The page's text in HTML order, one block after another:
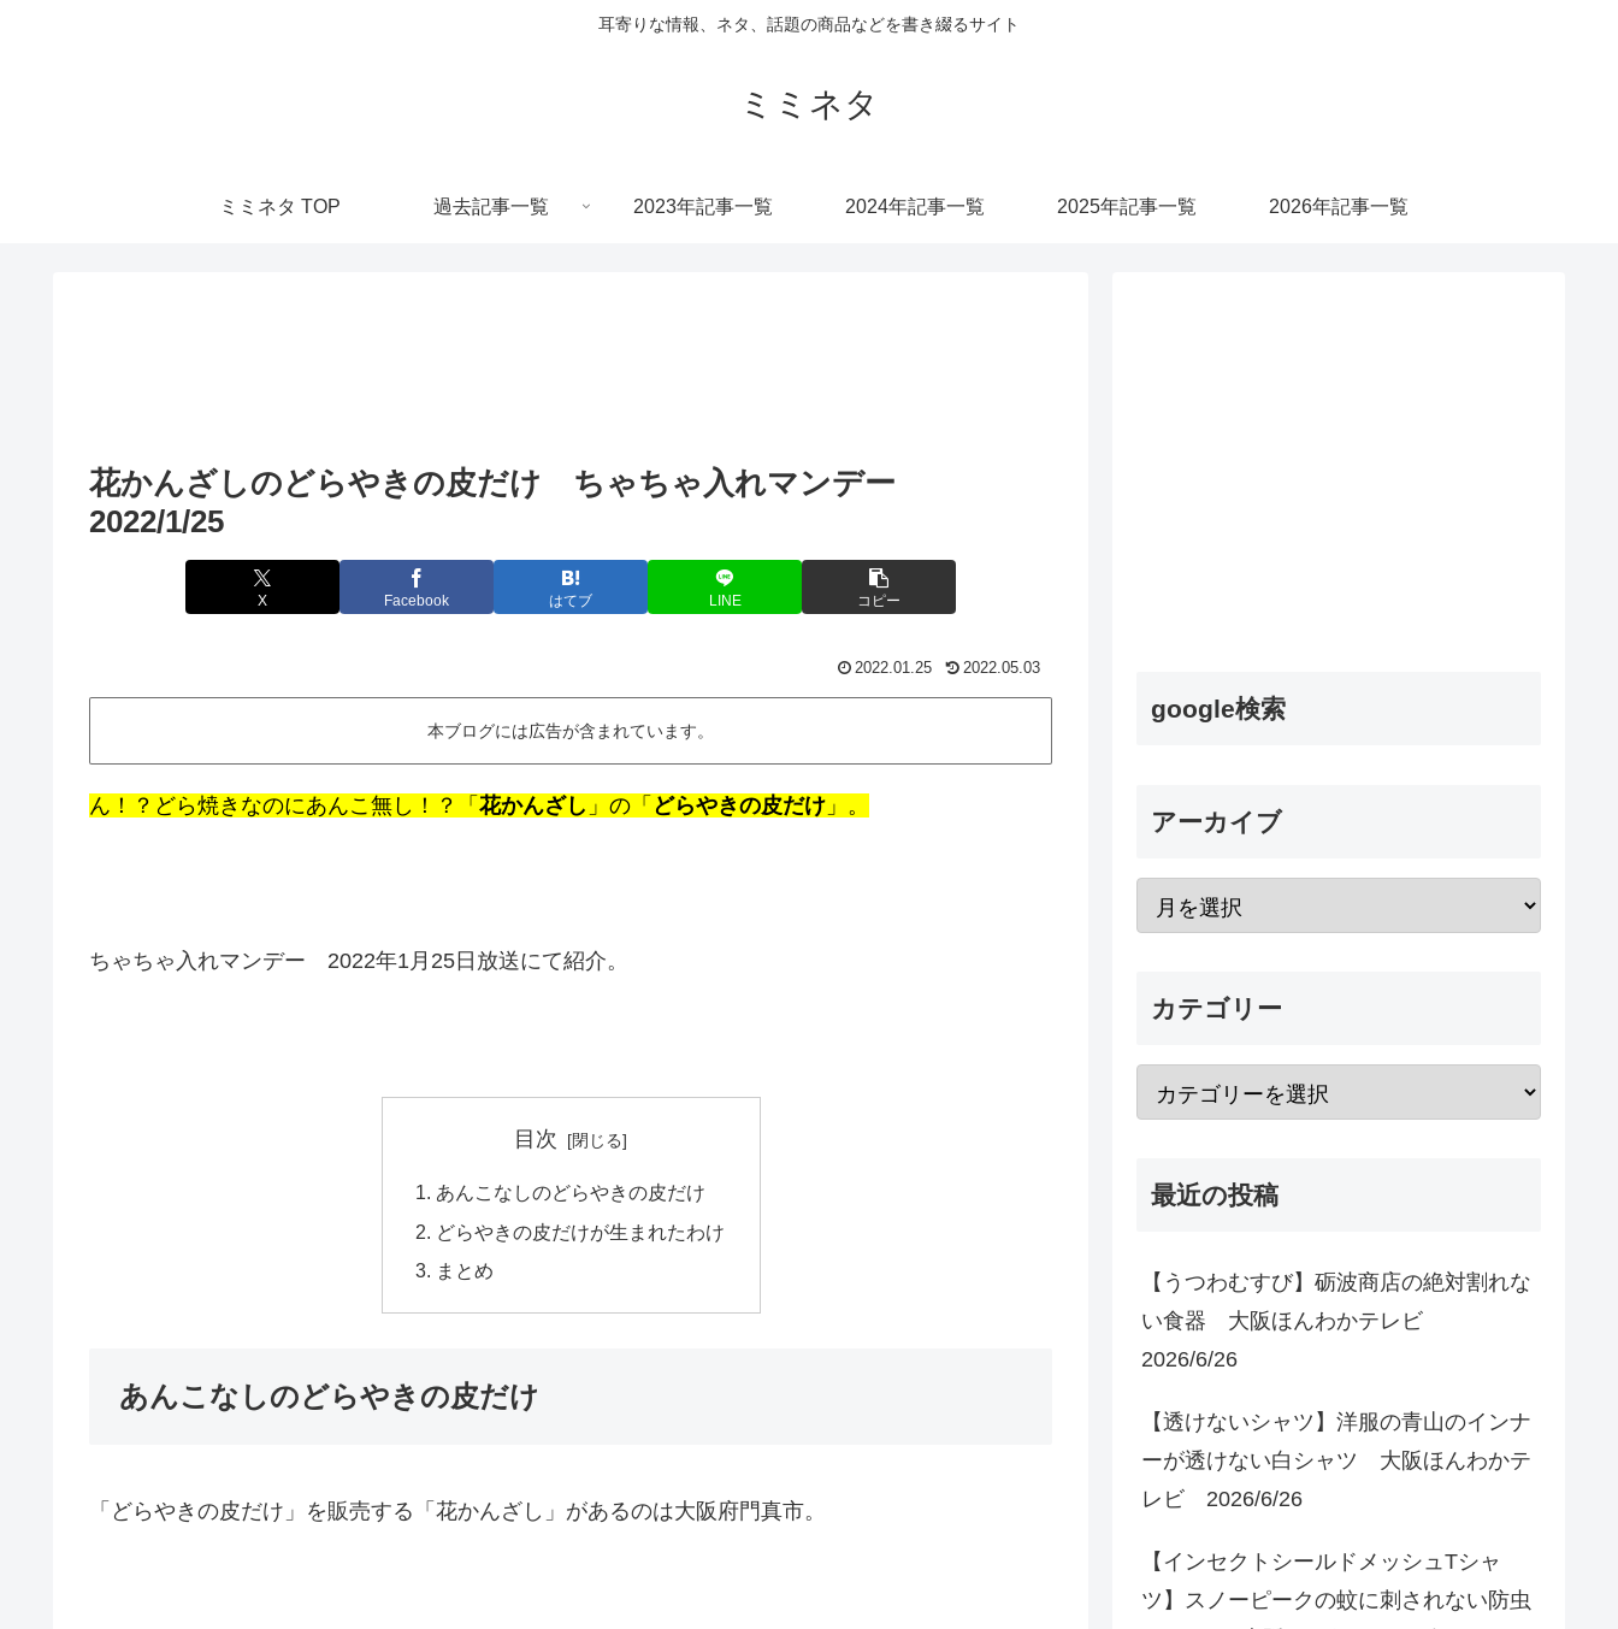
耳寄りな情報、ネタ、話題の商品などを書き綴るサイト
ミミネタ
ミミネタ TOP 過去記事一覧 2023年記事一覧 2024年記事一覧 2025年記事一覧 2026年記事一覧
花かんざしのどらやきの皮だけ ちゃちゃ入れマンデー
2022/1/25
X Facebook はてブ LINE コピー
2022.01.25 2022.05.03
本ブログには広告が含まれています。
ん！？どら焼きなのにあんこ無し！？「 花かんざし 」の「 どらやきの皮だけ 」。
ちゃちゃ入れマンデー 2022年1月25日放送にて紹介。
目次
あんこなしのどらやきの皮だけ
どらやきの皮だけが生まれたわけ
まとめ
あんこなしのどらやきの皮だけ
「どらやきの皮だけ」を販売する「花かんざし」があるのは大阪府門真市。
google検索
アーカイブ
カテゴリー
最近の投稿
【うつわむすび】砺波商店の絶対割れな
い食器 大阪ほんわかテレビ
2026/6/26
【透けないシャツ】洋服の青山のインナ
ーが透けない白シャツ 大阪ほんわかテ
レビ 2026/6/26
【インセクトシールドメッシュTシャ
ツ】スノーピークの蚊に刺されない防虫